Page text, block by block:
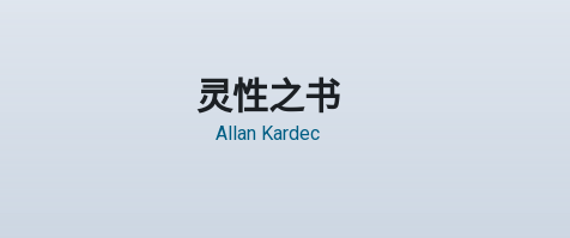
灵性之书
Allan Kardec